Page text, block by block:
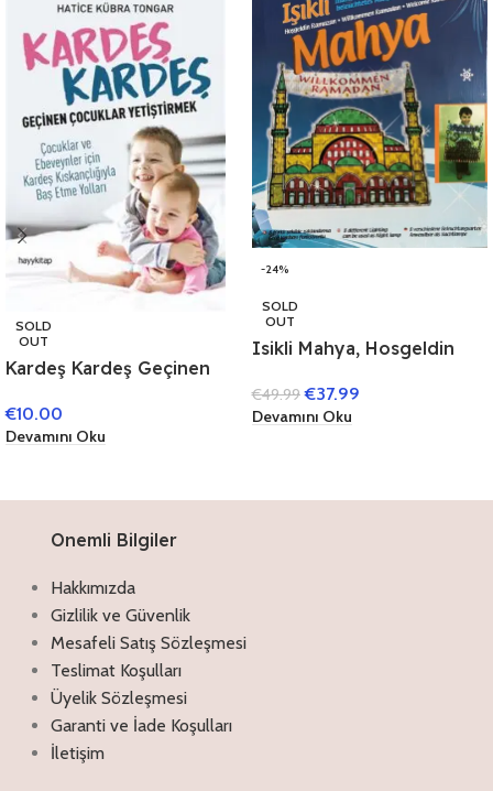
SOLD
OUT
Kardeş Kardeş Geçinen
€10.00
Devamını Oku
-24%
SOLD
OUT
Isikli Mahya, Hosgeldin
Ramadan,Mahya
€49.99 €37.99
Devamını Oku
Onemli Bilgiler
Hakkımızda
Gizlilik ve Güvenlik
Mesafeli Satış Sözleşmesi
Teslimat Koşulları
Üyelik Sözleşmesi
Garanti ve İade Koşulları
İletişim